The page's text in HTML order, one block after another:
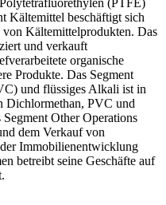
Kältemittel beschäftigt sich
Kältemittelprodukten. Das
und verkauft
organische
Produkte. Das Segment
und flüssiges Alkali ist in
Dichlormethan, PVC und
Other Operations
dem Verkauf von
Immobilienentwicklung
betreibt seine Geschäfte auf